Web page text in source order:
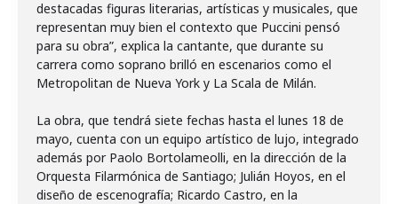
destacadas figuras literarias, artísticas y musicales, que
representan muy bien el contexto que Puccini pensó
para su obra”, explica la cantante, que durante su
carrera como soprano brilló en escenarios como el
Metropolitan de Nueva York y La Scala de Milán.
La obra, que tendrá siete fechas hasta el lunes 18 de
mayo, cuenta con un equipo artístico de lujo, integrado
además por Paolo Bortolameolli, en la dirección de la
Orquesta Filarmónica de Santiago; Julián Hoyos, en el
diseño de escenografía; Ricardo Castro, en la